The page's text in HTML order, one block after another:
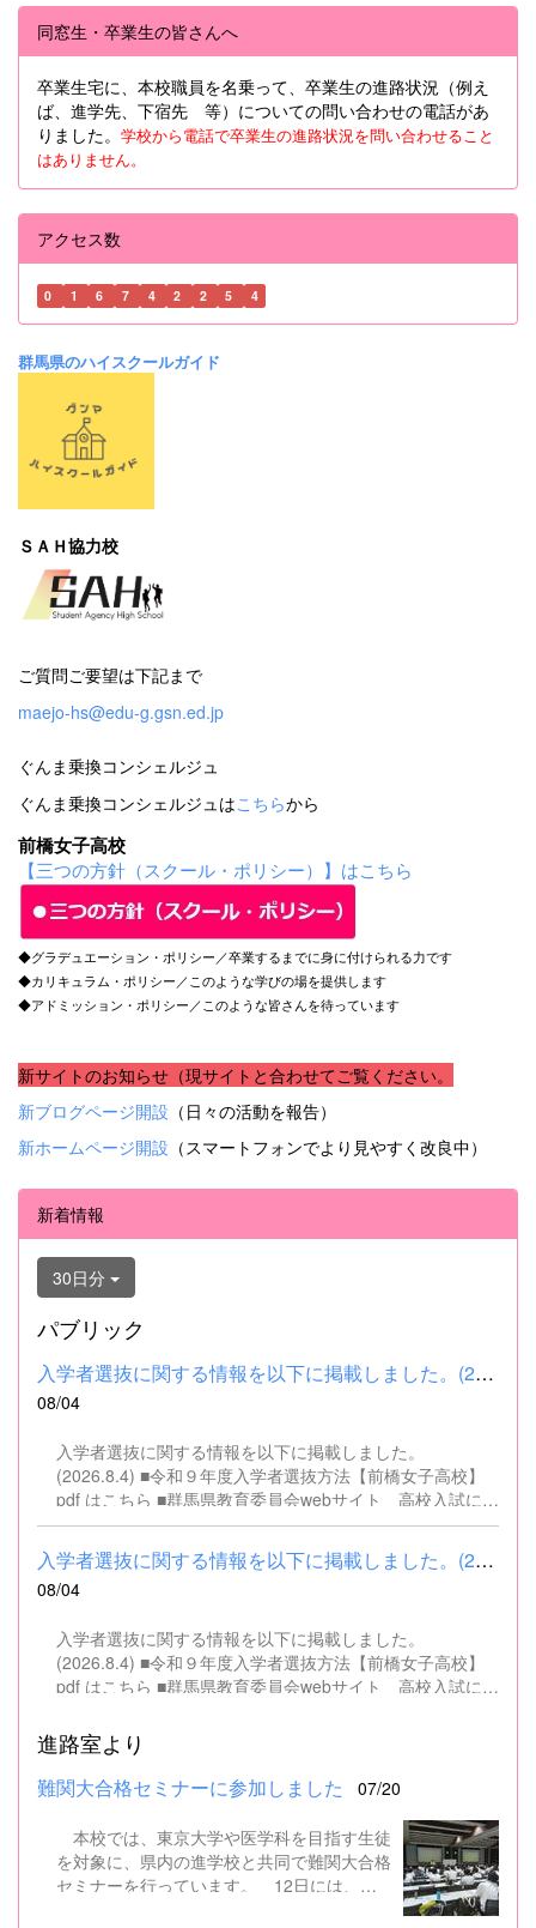
同窓生・卒業生の皆さんへ
卒業生宅に、本校職員を名乗って、卒業生の進路状況（例え
ば、進学先、下宿先 等）についての問い合わせの電話があ
りました。 学校から電話で卒業生の進路状況を問い合わせること
はありません。
アクセス数
0 1 6 7 4 2 2 5 4
群馬県のハイスクールガイド
ＳＡＨ協力校
ご質問ご要望は下記まで
maejo-hs@edu-g.gsn.ed.jp
ぐんま乗換コンシェルジュ
ぐんま乗換コンシェルジュはこちらから
前橋女子高校
【三つの方針（スクール・ポリシー）】はこちら
◆グラデュエーション・ポリシー／卒業するまでに身に付けられる力です
◆カリキュラム・ポリシー／このような学びの場を提供します
◆アドミッション・ポリシー／このような皆さんを待っています
新サイトのお知らせ（現サイトと合わせてご覧ください。
新ブログページ開設 （日々の活動を報告）
新ホームページ開設 （スマートフォンでより見やすく改良中）
新着情報
30日分
パブリック
入学者選抜に関する情報を以下に掲載しました。(2026.8.4) ■令和...
08/04
入学者選抜に関する情報を以下に掲載しました。
(2026.8.4) ■令和９年度入学者選抜方法【前橋女子高校】
pdf はこちら ■群馬県教育委員会webサイト 高校入試に関
するページはこちら
入学者選抜に関する情報を以下に掲載しました。(2026.8.4) ■令和...
08/04
入学者選抜に関する情報を以下に掲載しました。
(2026.8.4) ■令和９年度入学者選抜方法【前橋女子高校】
pdf はこちら ■群馬県教育委員会webサイト 高校入試に関
進路室より
難関大合格セミナーに参加しました 07/20
本校では、東京大学や医学科を目指す生徒
を対象に、県内の進学校と共同で難関大合格
セミナーを行っています。 12日には、本